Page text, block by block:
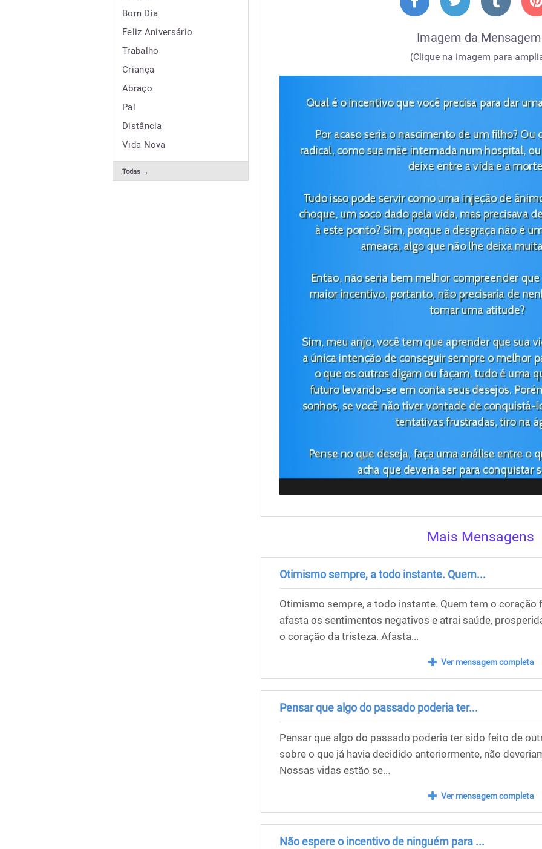
Bom Dia
Feliz Aniversário
Trabalho
Criança
Abraço
Pai
Distância
Vida Nova
Todas →
Imagem da
(Clique na imagem para
Mais Mensagens
Otimismo sempre, a todo instante. Quem...
Otimismo sempre, a todo instante. Quem tem o
afasta os sentimentos negativos e atrai saúde,
o coração da tristeza. Afasta...
Ver mensagem completa
Pensar que algo do passado poderia ter...
Pensar que algo do passado poderia ter sido feito de
sobre o que já havia decidido anteriormente, não
Nossas vidas estão se...
Ver mensagem completa
Não espere o incentivo de ninguém para ...